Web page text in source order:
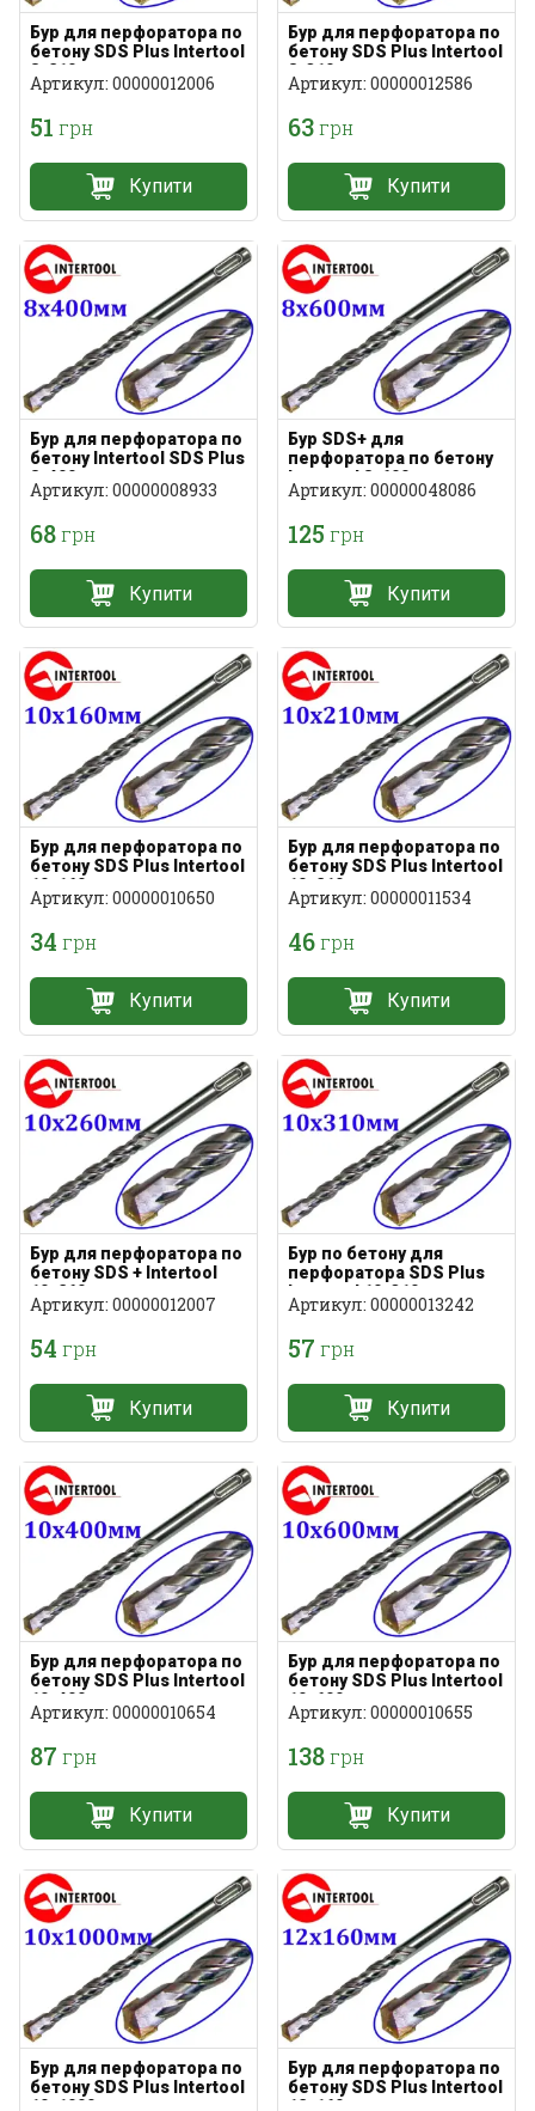
Бур для перфоратора по
бетону SDS Plus Intertool
8х210мм
Артикул: 00000012006
51 грн
Купити
Бур для перфоратора по
бетону SDS Plus Intertool
8х310мм
Артикул: 00000012586
63грн
Купити
Бур для перфоратора по
бетону Intertool SDS Plus
8х400мм
Артикул: 00000008933
68грн
Купити
Бур SDS+ для
перфоратора по бетону
Intertool 8х600мм
Артикул: 00000048086
125 грн
Купити
Бур для перфоратора по
бетону SDS Plus Intertool
10х160мм
Артикул: 00000010650
34 грн
Купити
Бур для перфоратора по
бетону SDS Plus Intertool
10х210мм
Артикул: 00000011534
46грн
Купити
Бур для перфоратора по
бетону SDS + Intertool
10х260мм
Артикул: 00000012007
54 грн
Купити
Бур по бетону для
перфоратора SDS Plus
Intertool 10х310мм
Артикул: 00000013242
57 грн
Купити
Бур для перфоратора по
бетону SDS Plus Intertool
10х400мм
Артикул: 00000010654
87 грн
Купити
Бур для перфоратора по
бетону SDS Plus Intertool
10х600мм
Артикул: 00000010655
138грн
Купити
Бур для перфоратора по
бетону SDS Plus Intertool
10х1000мм
Бур для перфоратора по
бетону SDS Plus Intertool
12х160мм